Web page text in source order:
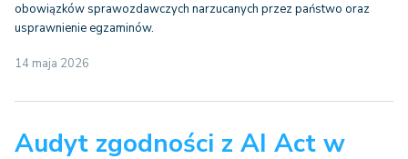
obowiązków sprawozdawczych narzucanych przez państwo oraz
usprawnienie egzaminów.
14 maja 2026
Audyt zgodności z AI Act w